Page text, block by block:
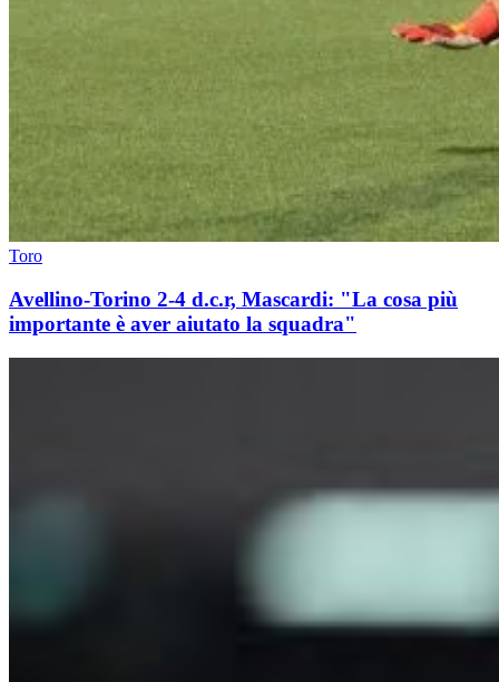
Toro
Avellino-Torino 2-4 d.c.r, Mascardi: "La cosa più
importante è aver aiutato la squadra"